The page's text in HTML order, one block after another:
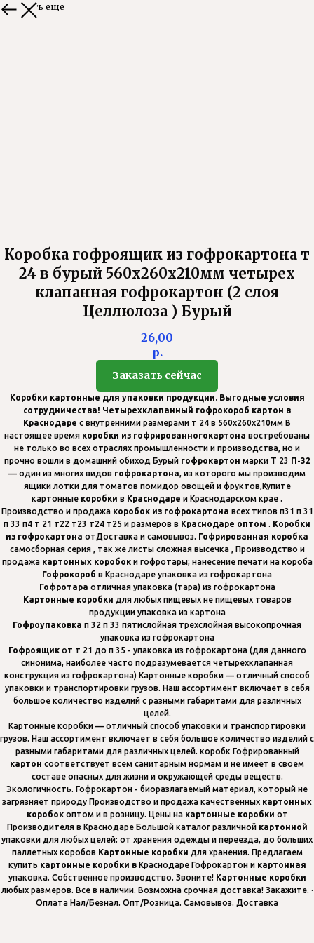
Смотреть еще
Коробка гофроящик из гофрокартона т
24 в бурый 560х260х210мм четырех
клапанная гофрокартон (2 слоя
Целлюлоза ) Бурый
26,00
р.
Заказать сейчас
Коробки картонные для упаковки продукции. Выгодные условия
сотрудничества! Четырехклапанный гофрокороб картон в
Краснодаре с внутренними размерами т 24 в 560х260х210мм В
настоящее время коробки из гофрированногокартона востребованы
не только во всех отраслях промышленности и производства, но и
прочно вошли в домашний обиход Бурый гофрокартон марки Т 23 П-32
— один из многих видов гофрокартона, из которого мы производим
ящики лотки для томатов помидор овощей и фруктов,Купите
картонные коробки в Краснодаре и Краснодарском крае .
Производство и продажа коробок из гофрокартона всех типов п31 п 31
п 33 п4 т 21 т22 т23 т24 т25 и размеров в Краснодаре оптом . Коробки
из гофрокартона отДоставка и самовывоз. Гофрированная коробка
самосборная серия , так же листы сложная высечка , Производство и
продажа картонных коробоки гофротары; нанесение печати на короба
Гофрокороб в Краснодаре упаковка из гофрокартона
Гофротара отличная упаковка (тара) из гофрокартона
Картонные коробки для любых пищевых не пищевых товаров
продукции упаковка из картона
Гофроупаковка п 32 п 33 пятислойная трехслойная высокопрочная
упаковка из гофрокартона
Гофроящикот т 21 до п 35 - упаковка из гофрокартона (для данного
синонима, наиболее часто подразумевается четырехклапанная
конструкция из гофрокартона) Картонные коробки — отличный способ
упаковки и транспортировки грузов. Наш ассортимент включает в себя
большое количество изделий с разными габаритами для различных
целей.
Картонные коробки — отличный способ упаковки и транспортировки
грузов. Наш ассортимент включает в себя большое количество изделий с
разными габаритами для различных целей. коробк Гофрированный
картон соответствует всем санитарным нормам и не имеет в своем
составе опасных для жизни и окружающей среды веществ.
Экологичность. Гофрокартон - биоразлагаемый материал, который не
загрязняет природу Производство и продажа качественных картонных
коробокоптом и в розницу. Цены на картонные коробки от
Производителя в Краснодаре Большой каталог различной картонной
упаковки для любых целей: от хранения одежды и переезда, до больших
паллетных коробов Картонные коробки для хранения. Предлагаем
купить картонные коробки вКраснодаре Гофрокартон и картонная
упаковка. Собственное производство. Звоните! Картонные коробки
любых размеров. Все в наличии. Возможна срочная доставка! Закажите. ·
Оплата Нал/Безнал. Опт/Розница. Самовывоз. Доставка